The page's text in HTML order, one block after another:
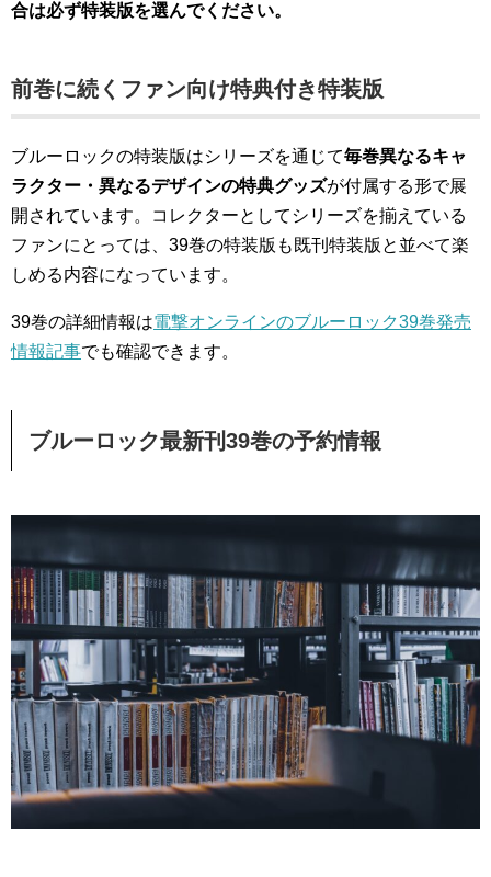
合は必ず特装版を選んでください。
前巻に続くファン向け特典付き特装版
ブルーロックの特装版はシリーズを通じて毎巻異なるキャ
ラクター・異なるデザインの特典グッズが付属する形で展
開されています。コレクターとしてシリーズを揃えている
ファンにとっては、39巻の特装版も既刊特装版と並べて楽
しめる内容になっています。
39巻の詳細情報は電撃オンラインのブルーロック39巻発売
情報記事でも確認できます。
ブルーロック最新刊39巻の予約情報